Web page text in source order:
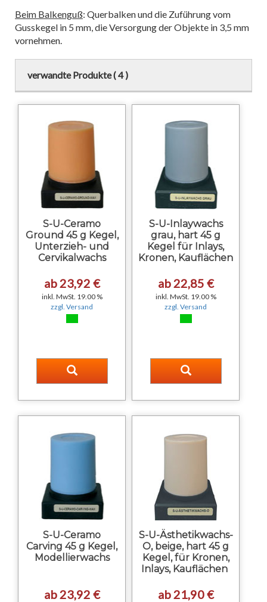
Beim Balkenguß: Querbalken und die Zuführung vom
Gusskegel in 5 mm, die Versorgung der Objekte in 3,5 mm
vornehmen.
verwandte Produkte ( 4 )
S-U-Ceramo
Ground 45 g Kegel,
Unterzieh- und
Cervikalwachs
ab 23,92 €
inkl. MwSt. 19.00 %
zzgl. Versand
S-U-Inlaywachs
grau, hart 45 g
Kegel für Inlays,
Kronen, Kauflächen
ab 22,85 €
inkl. MwSt. 19.00 %
zzgl. Versand
S-U-Ceramo
Carving 45 g Kegel,
Modellierwachs
ab 23,92 €
S-U-Ästhetikwachs-
O, beige, hart 45 g
Kegel, für Kronen,
Inlays, Kauflächen
ab 21,90 €